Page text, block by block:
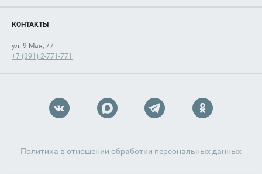
КОНТАКТЫ
ул. 9 Мая, 77
+7 (391) 2-771-771
Политика в отношении обработки персональных данных